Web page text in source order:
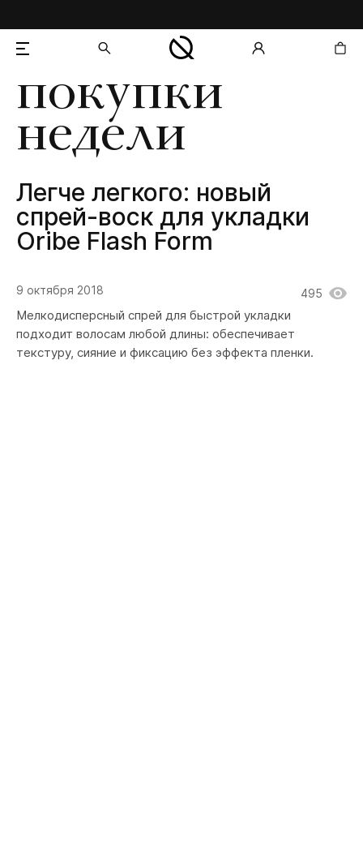
добавлен в корзину
покупки
недели
Легче легкого: новый
спрей-воск для укладки
Oribe Flash Form
9 октября 2018 495
Мелкодисперсный спрей для быстрой укладки
подходит волосам любой длины: обеспечивает
текстуру, сияние и фиксацию без эффекта пленки.